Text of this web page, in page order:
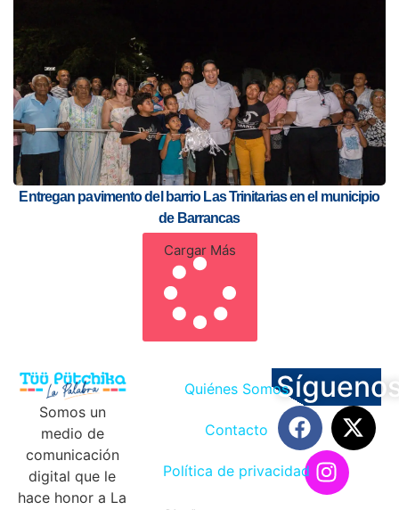
Entregan pavimento del barrio Las Trinitarias en el municipio
de Barrancas
Cargar Más
Somos un
medio de
comunicación
digital que le
hace honor a La
Quiénes Somos
Contacto
Política de privacidad